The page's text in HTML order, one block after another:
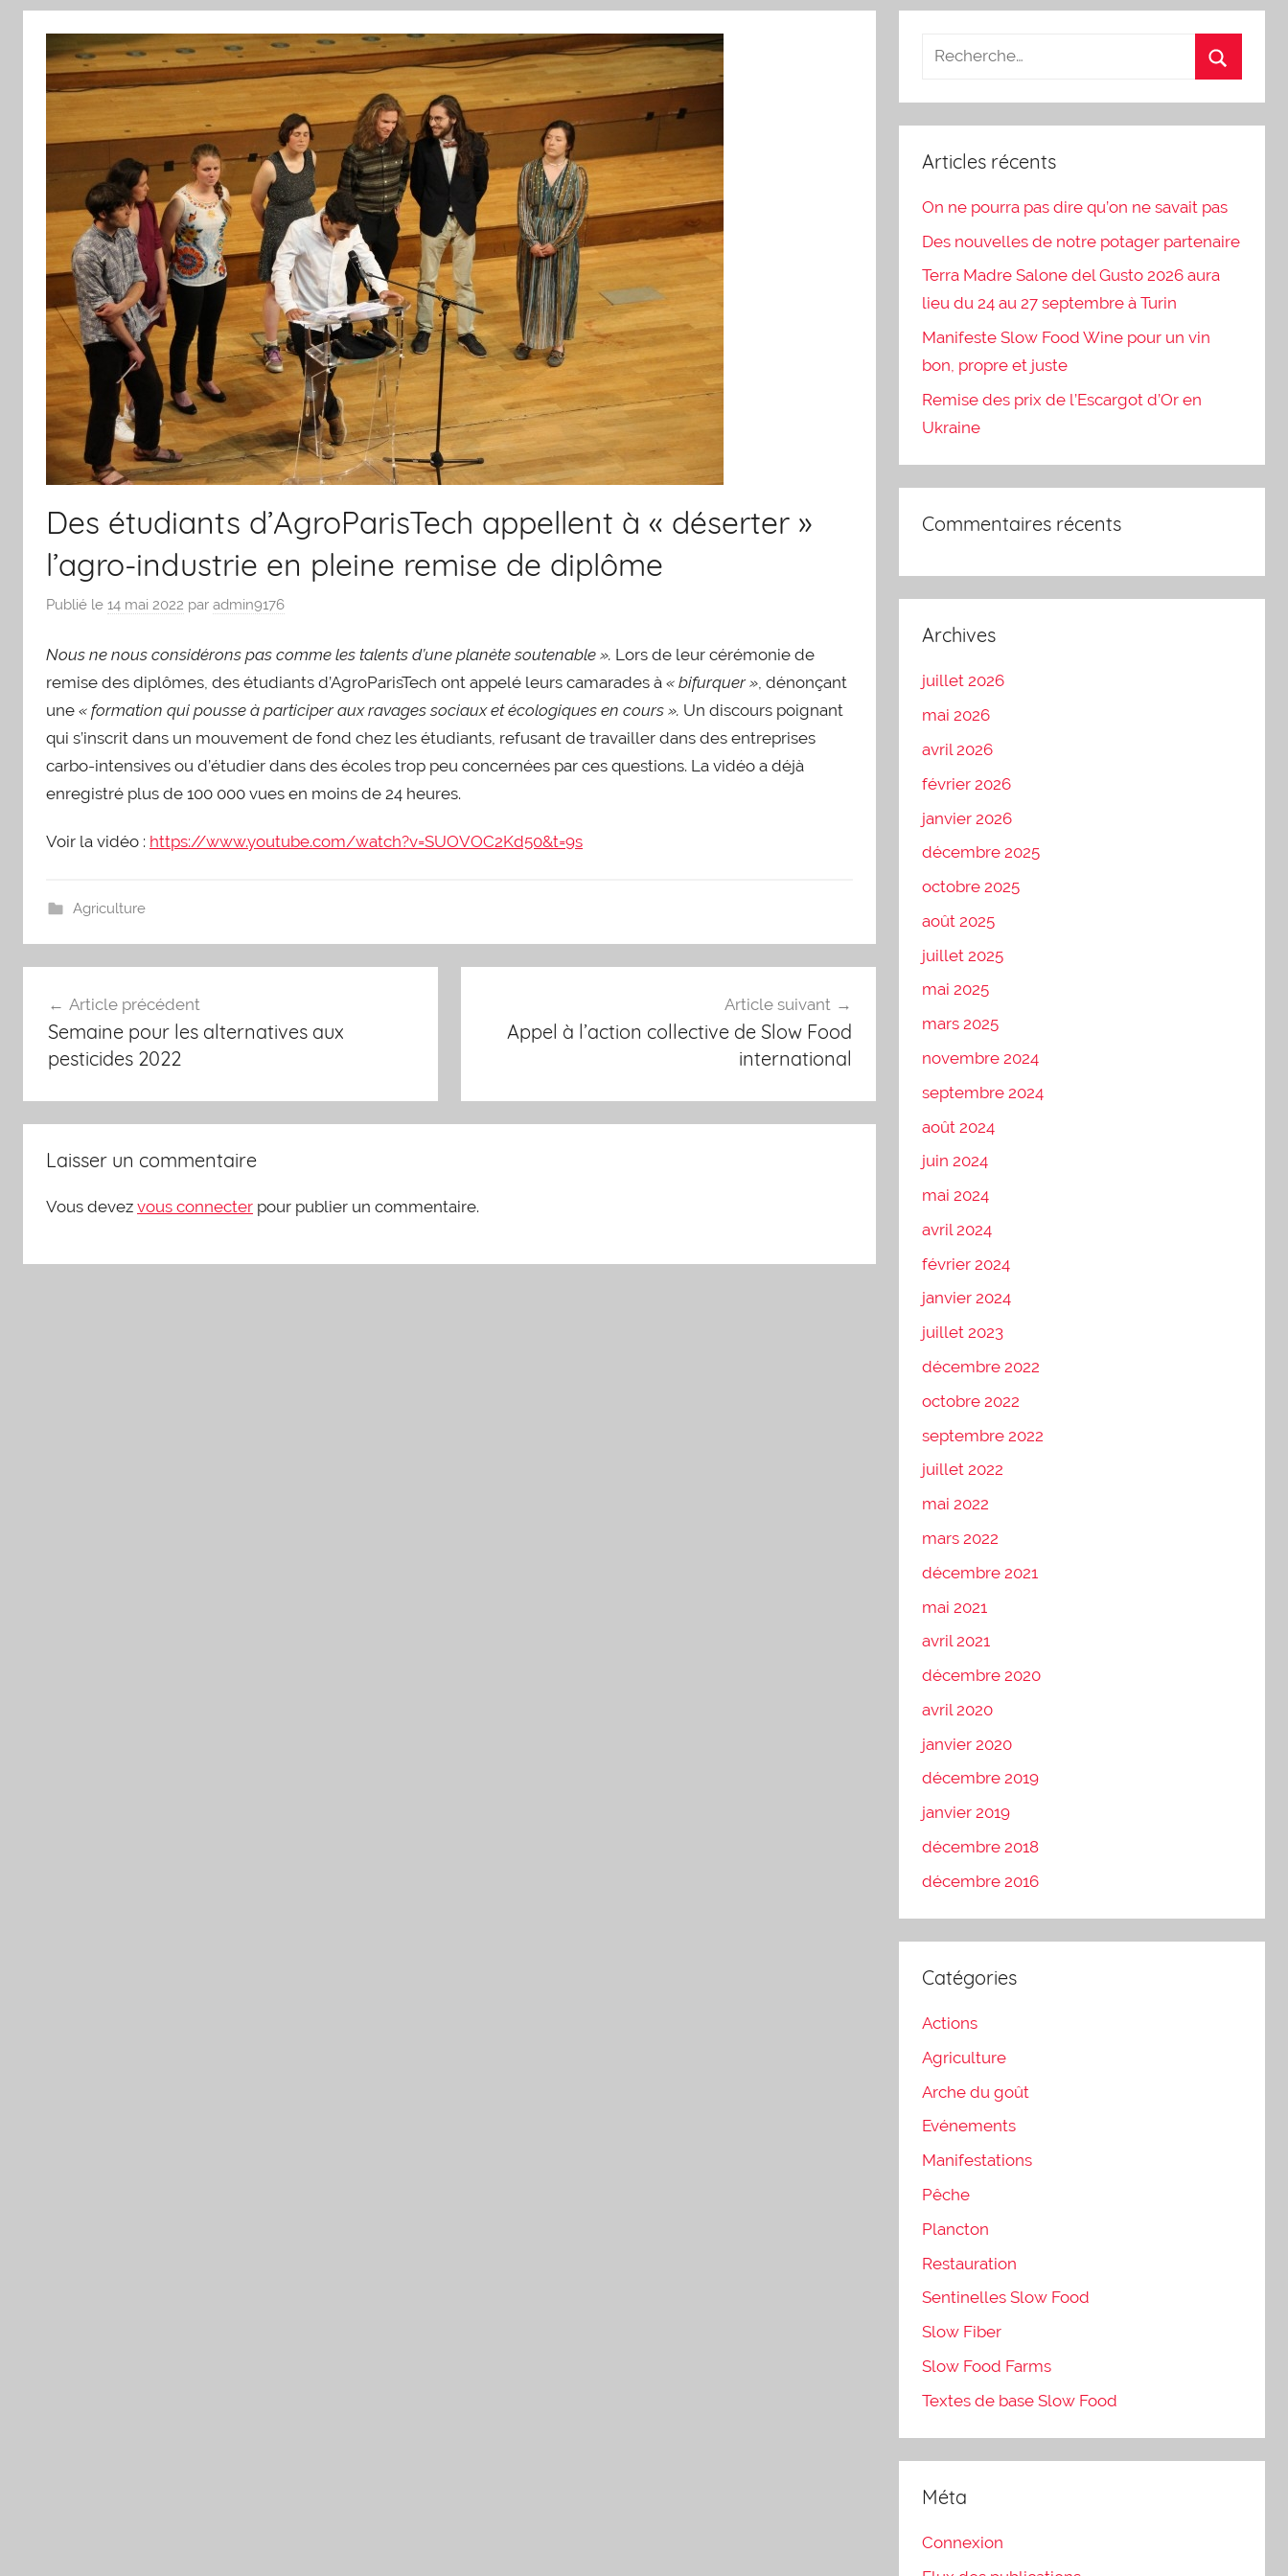
Des étudiants d’AgroParisTech appellent à « déserter »
l’agro-industrie en pleine remise de diplôme
Publié le 14 mai 2022 par admin9176
Nous ne nous considérons pas comme les talents d’une planète soutenable ». Lors de leur cérémonie de
remise des diplômes, des étudiants d’AgroParisTech ont appelé leurs camarades à « bifurquer » , dénonçant
une « formation qui pousse à participer aux ravages sociaux et écologiques en cours ». Un discours poignant
qui s’inscrit dans un mouvement de fond chez les étudiants, refusant de travailler dans des entreprises
carbo-intensives ou d’étudier dans des écoles trop peu concernées par ces questions. La vidéo a déjà
enregistré plus de 100 000 vues en moins de 24 heures.
Voir la vidéo : https://www.youtube.com/watch?v=SUOVOC2Kd50&t=9s
Agriculture
de
l’article
Article précédent
Semaine pour les alternatives aux
pesticides 2022
Article suivant
Appel à l’action collective de Slow Food
international
Laisser un commentaire
Vous devez vous connecter pour publier un commentaire.
Articles récents
On ne pourra pas dire qu’on ne savait pas
Des nouvelles de notre potager partenaire
Terra Madre Salone del Gusto 2026 aura
lieu du 24 au 27 septembre à Turin
Manifeste Slow Food Wine pour un vin
bon, propre et juste
Remise des prix de l’Escargot d’Or en
Ukraine
Commentaires récents
Archives
juillet 2026
mai 2026
avril 2026
février 2026
janvier 2026
décembre 2025
octobre 2025
août 2025
juillet 2025
mai 2025
mars 2025
novembre 2024
septembre 2024
août 2024
juin 2024
mai 2024
avril 2024
février 2024
janvier 2024
juillet 2023
décembre 2022
octobre 2022
septembre 2022
juillet 2022
mai 2022
mars 2022
décembre 2021
mai 2021
avril 2021
décembre 2020
avril 2020
janvier 2020
décembre 2019
janvier 2019
décembre 2018
décembre 2016
Catégories
Actions
Agriculture
Arche du goût
Evénements
Manifestations
Pêche
Plancton
Restauration
Sentinelles Slow Food
Slow Fiber
Slow Food Farms
Textes de base Slow Food
Méta
Connexion